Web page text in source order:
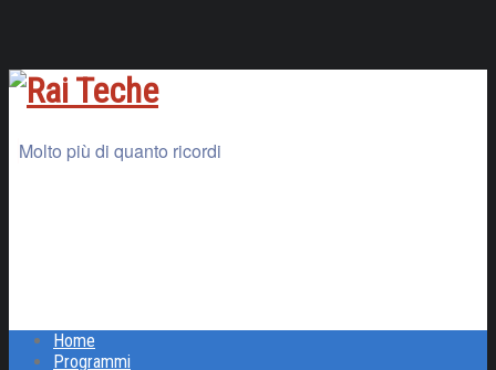
Molto più di quanto ricordi
Home
Programmi